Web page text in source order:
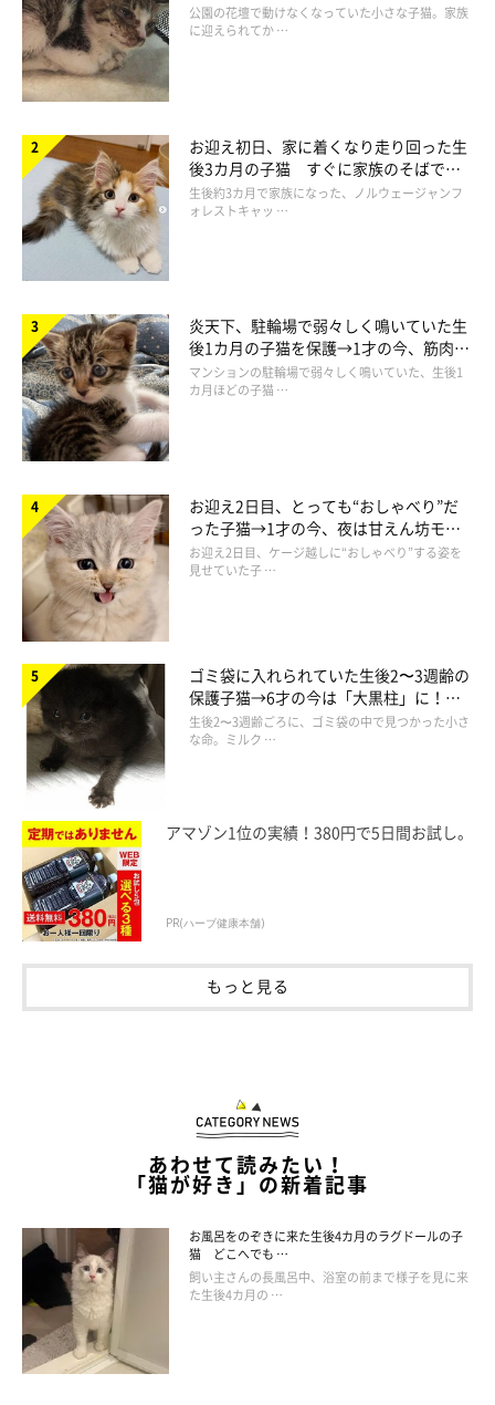
野良の子猫・あずきくんとの出会い
お迎え当時のあずきくん。
@geratoni0718
あずきくんと出会ったのは、2022年の夏。近所に野良の子猫の
あずきくんと母猫が現れたのだそう。この地域は野良猫が多く、
保護ボランティアによるTNR活動が行われることになったといい
ます。
母猫は手術対象でしたが、あずきくんはまだ幼く、対象外に。離
乳後に母猫と離れ離れになってしまうことを心配した飼い主さん
護することにしたそうです。
と“姉妹”のような関係に
公園の花壇で動けなくなっていた小さな子猫。家族
に迎えられてか …
お迎え初日、家に着くなり走り回った生
後3カ月の子猫 すぐに家族のそばで落
ち着く姿に「迎えてよかった」
生後約3カ月で家族になった、ノルウェージャンフ
ォレストキャッ …
炎天下、駐輪場で弱々しく鳴いていた生
後1カ月の子猫を保護→1才の今、筋肉質
でツンデレなコに成長
マンションの駐輪場で弱々しく鳴いていた、生後1
カ月ほどの子猫 …
お迎え2日目、とっても“おしゃべり”だ
った子猫→1才の今、夜は甘えん坊モー
ドになるコに成長！
お迎え2日目、ケージ越しに“おしゃべり”する姿を
見せていた子 …
ゴミ袋に入れられていた生後2〜3週齢の
保護子猫→6才の今は「大黒柱」に！
美しい黒猫に成長した姿にグッとくる
生後2〜3週齢ごろに、ゴミ袋の中で見つかった小さ
な命。ミルク …
アマゾン1位の実績！380円で5日間お試し。
PR(ハーブ健康本舗)
もっと見る
あわせて読みたい！
「猫が好き」の新着記事
お風呂をのぞきに来た生後4カ月のラグドールの子
猫 どこへでも …
飼い主さんの長風呂中、浴室の前まで様子を見に来
た生後4カ月の …